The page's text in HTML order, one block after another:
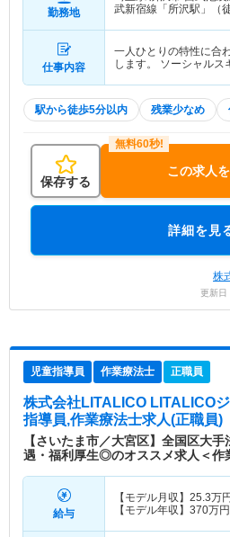
勤務地
武新宿線「所沢駅」（
仕事内容
一人ひとりの特性に合
します。 ソーシャル
駅から徒歩5分以内 残業少なめ
保存する
この求人
詳細を見
株
更新
児童指導員 作業療法士 正職員
株式会社LITALICO LITALICO
指導員,作業療法士求人(正職員)
【さいたま市／大宮区】全国区大
遇・福利厚生◎のオススメ求人＜作
給与
【モデル月収】 25.3万
【モデル年収】 370万